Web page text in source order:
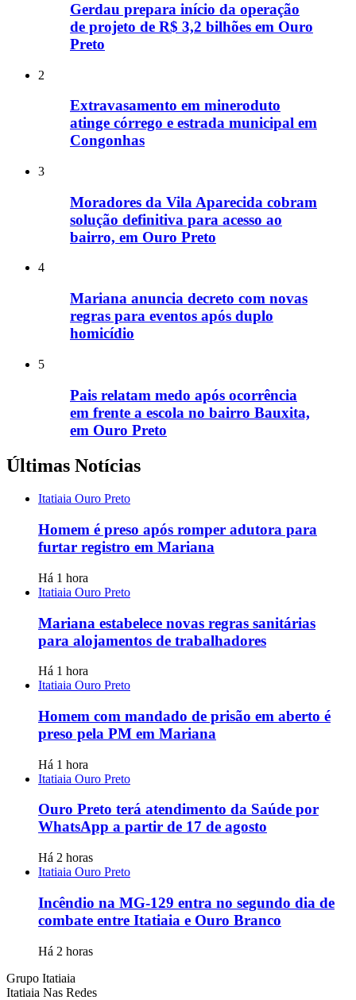
Gerdau prepara início da operação
de projeto de R$ 3,2 bilhões em Ouro
Preto
2
Extravasamento em mineroduto
atinge córrego e estrada municipal em
Congonhas
3
Moradores da Vila Aparecida cobram
solução definitiva para acesso ao
bairro, em Ouro Preto
4
Mariana anuncia decreto com novas
regras para eventos após duplo
homicídio
5
Pais relatam medo após ocorrência
em frente a escola no bairro Bauxita,
em Ouro Preto
Últimas Notícias
Itatiaia Ouro Preto
Homem é preso após romper adutora para
furtar registro em Mariana
Há 1 hora
Itatiaia Ouro Preto
Mariana estabelece novas regras sanitárias
para alojamentos de trabalhadores
Há 1 hora
Itatiaia Ouro Preto
Homem com mandado de prisão em aberto é
preso pela PM em Mariana
Há 1 hora
Itatiaia Ouro Preto
Ouro Preto terá atendimento da Saúde por
WhatsApp a partir de 17 de agosto
Há 2 horas
Itatiaia Ouro Preto
Incêndio na MG-129 entra no segundo dia de
combate entre Itatiaia e Ouro Branco
Há 2 horas
Grupo Itatiaia
Itatiaia Nas Redes